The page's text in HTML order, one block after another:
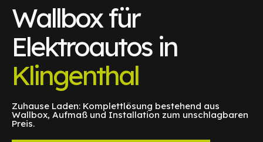
Wallbox für
Elektroautos in
Klingenthal
Zuhause Laden: Komplettlösung bestehend aus
Wallbox, Aufmaß und Installation zum unschlagbaren
Preis.